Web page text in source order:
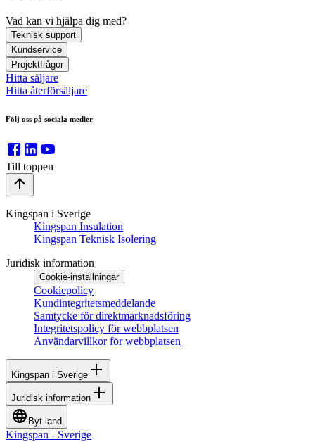
Vad kan vi hjälpa dig med?
Teknisk support
Kundservice
Projektfrågor
Hitta säljare
Hitta återförsäljare
Följ oss på sociala medier
Till toppen
Kingspan i Sverige
Kingspan Insulation
Kingspan Teknisk Isolering
Juridisk information
Cookie-inställningar
Cookiepolicy
Kundintegritetsmeddelande
Samtycke för direktmarknadsföring
Integritetspolicy för webbplatsen
Användarvillkor för webbplatsen
Kingspan i Sverige
Juridisk information
Byt land
Kingspan - Sverige